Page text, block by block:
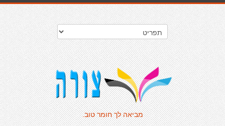
מביאה לך חומר טוב.